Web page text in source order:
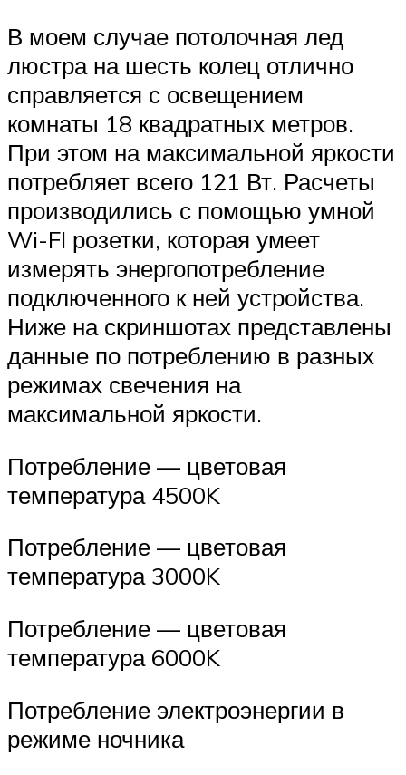
В моем случае потолочная лед
люстра на шесть колец отлично
справляется с освещением
комнаты 18 квадратных метров.
При этом на максимальной яркости
потребляет всего 121 Вт. Расчеты
производились с помощью умной
Wi-FI розетки, которая умеет
измерять энергопотребление
подключенного к ней устройства.
Ниже на скриншотах представлены
данные по потреблению в разных
режимах свечения на
максимальной яркости.
Потребление — цветовая
температура 4500K
Потребление — цветовая
температура 3000K
Потребление — цветовая
температура 6000K
Потребление электроэнергии в
режиме ночника